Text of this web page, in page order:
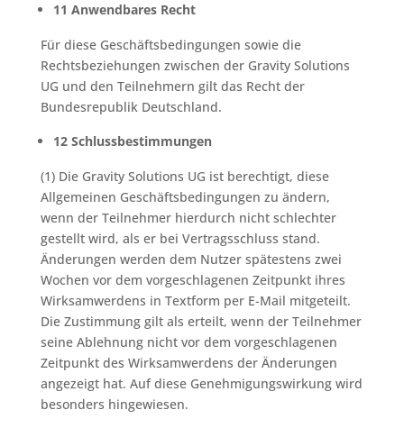
11 Anwendbares Recht
Für diese Geschäftsbedingungen sowie die
Rechtsbeziehungen zwischen der Gravity Solutions
UG und den Teilnehmern gilt das Recht der
Bundesrepublik Deutschland.
12 Schlussbestimmungen
(1) Die Gravity Solutions UG ist berechtigt, diese
Allgemeinen Geschäftsbedingungen zu ändern,
wenn der Teilnehmer hierdurch nicht schlechter
gestellt wird, als er bei Vertragsschluss stand.
Änderungen werden dem Nutzer spätestens zwei
Wochen vor dem vorgeschlagenen Zeitpunkt ihres
Wirksamwerdens in Textform per E-Mail mitgeteilt.
Die Zustimmung gilt als erteilt, wenn der Teilnehmer
seine Ablehnung nicht vor dem vorgeschlagenen
Zeitpunkt des Wirksamwerdens der Änderungen
angezeigt hat. Auf diese Genehmigungswirkung wird
besonders hingewiesen.